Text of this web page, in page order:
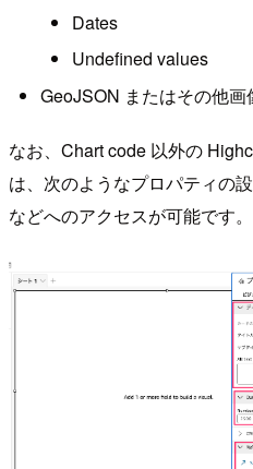
Dates
Undefined values
GeoJSON またはその他
なお、Chart code 以外の
は、次のようなプロパティの
などへのアクセスが可能です。